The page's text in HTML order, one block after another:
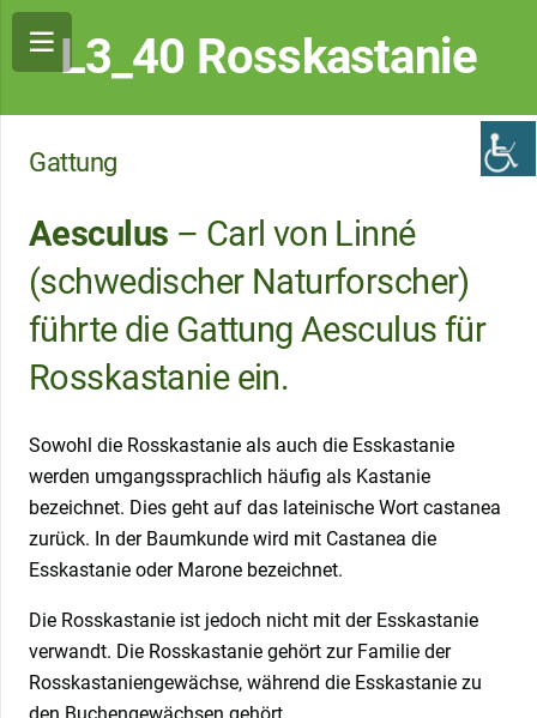
L3_40 Rosskastanie
Gattung
Aesculus – Carl von Linné
(schwedischer Naturforscher)
führte die Gattung Aesculus für
Rosskastanie ein.
Sowohl die Rosskastanie als auch die Esskastanie
werden umgangssprachlich häufig als Kastanie
bezeichnet. Dies geht auf das lateinische Wort castanea
zurück. In der Baumkunde wird mit Castanea die
Esskastanie oder Marone bezeichnet.
Die Rosskastanie ist jedoch nicht mit der Esskastanie
verwandt. Die Rosskastanie gehört zur Familie der
Rosskastaniengewächse, während die Esskastanie zu